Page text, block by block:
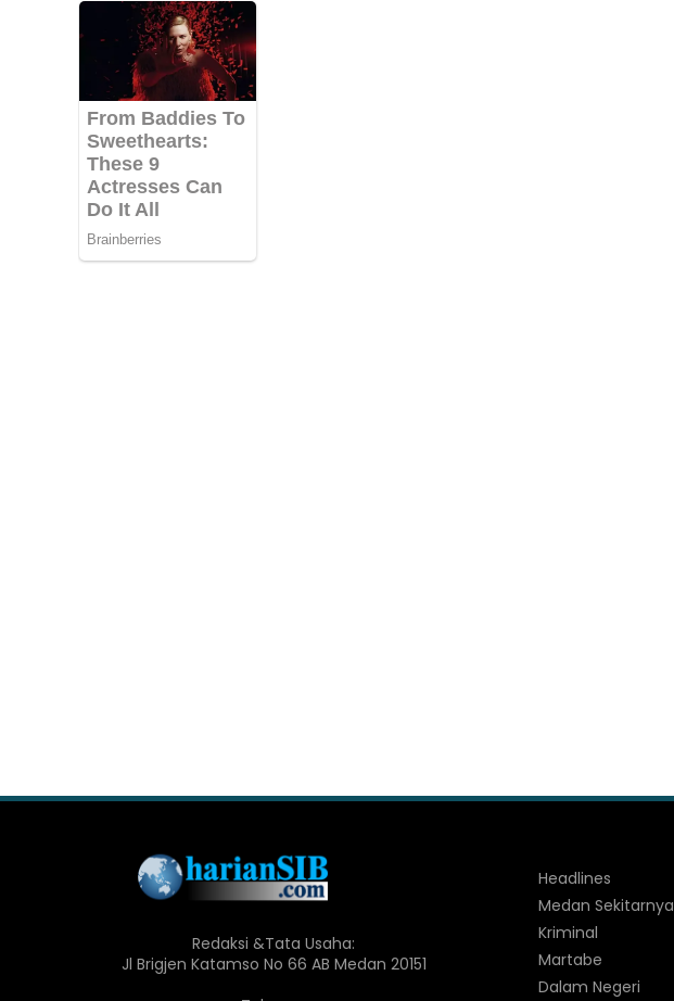
Redaksi &Tata Usaha:
Jl Brigjen Katamso No 66 AB Medan 20151
Headlines
Medan Sekitarnya
Kriminal
Martabe
Dalam Negeri